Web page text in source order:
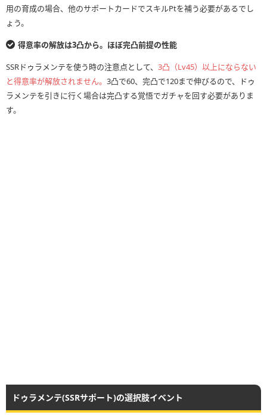
用の育成の場合、他のサポートカードでスキルPtを補う必要があるでし
ょう。
得意率の解放は3凸から。ほぼ完凸前提の性能
SSRドゥラメンテを使う時の注意点として、 3凸（Lv45）以上にならない
と得意率が解放されません。 3凸で60、完凸で120まで伸びるので、ドゥ
ラメンテを引きに行く場合は完凸する覚悟でガチャを回す必要がありま
す。
ドゥラメンテ(SSRサポート)の選択肢イベント